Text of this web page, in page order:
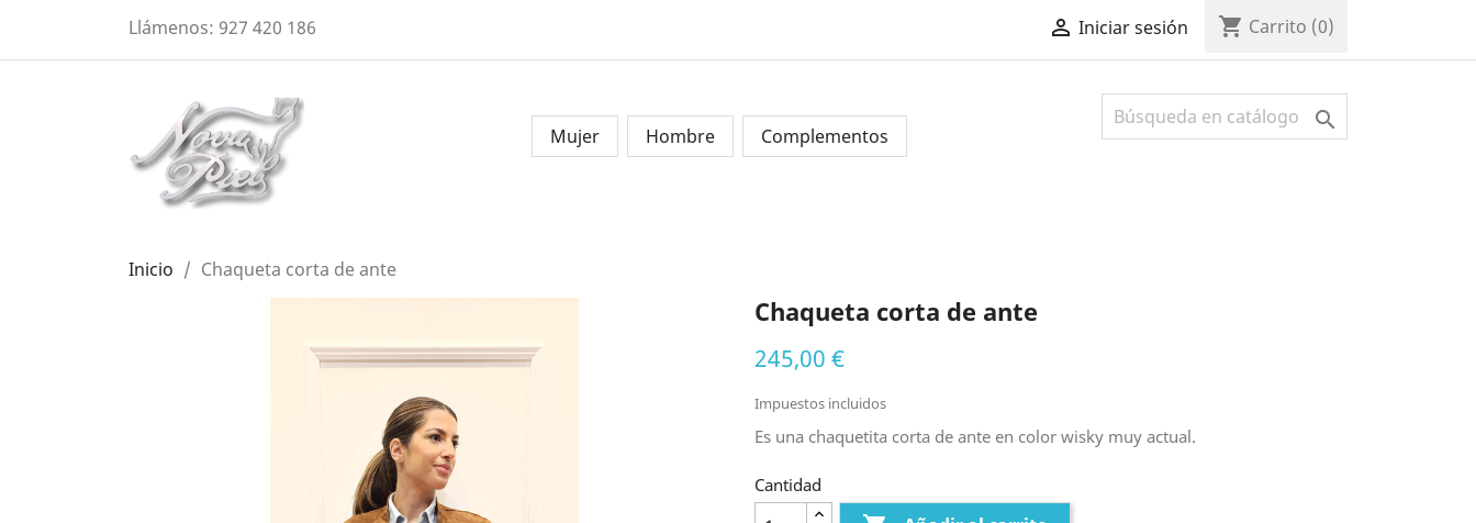
Llámenos: 927 420 186  Iniciar sesión shopping_cart Carrito (0)

Mujer Hombre Complementos
Inicio Chaqueta corta de ante
Chaqueta corta de ante
245,00 €
Impuestos incluidos
Es una chaquetita corta de ante en color wisky muy actual.
Cantidad